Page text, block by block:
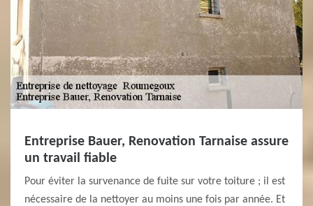
Entreprise Bauer, Renovation Tarnaise assure
un travail fiable
Pour éviter la survenance de fuite sur votre toiture ; il est
nécessaire de la nettoyer au moins une fois par année. Et